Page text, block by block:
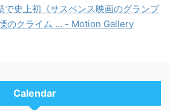
で史上初《サスペンス映画のグランプ
のクライム ... - Motion Gallery
Calendar